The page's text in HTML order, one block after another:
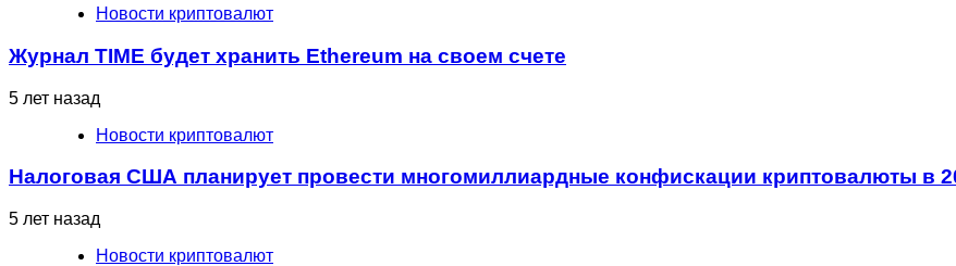
Новости криптовалют
Журнал TIME будет хранить Ethereum на своем счете
5 лет назад
Новости криптовалют
Налоговая США планирует провести многомиллиардные конфискации криптовалюты в
5 лет назад
Новости криптовалют